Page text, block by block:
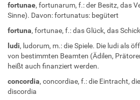
fortunae, fortunarum, f.: der Besitz, das
Sinne). Davon: fortunatus: begütert
fortuna, fortunae, f.: das Glück, das
ludi, ludorum, m.: die Spiele. Die ludi als
von bestimmten Beamten (Ädilen,
heißt auch finanziert werden.
concordia, concordiae, f.: die Eintracht,
discordia